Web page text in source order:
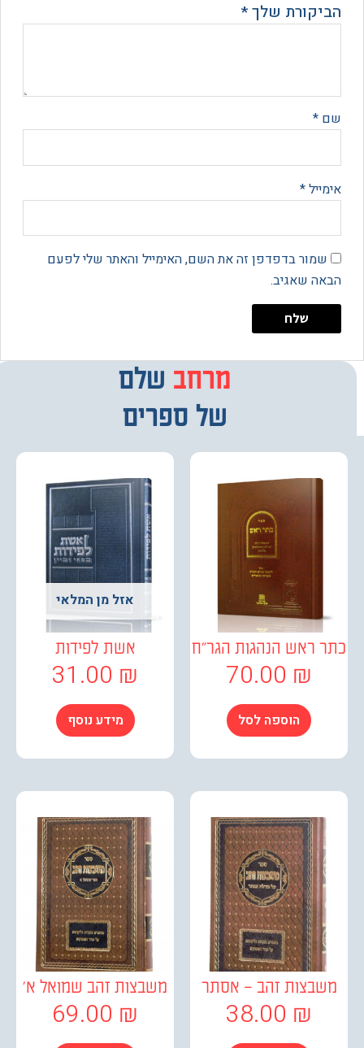
שלך*
בדפדפן זה את השם, האימייל והאתר שלי לפעם
שאגיב.
מרחב
מבחרשלם
של ספרים
ראש הנהגות הגר"ח
70.00
הוספה לסל
אזל מן המלאי
אשת לפידות
31.00
מידע נוסף
זהב – אסתר
38.00
משבצות זהב שמואל א'
69.00